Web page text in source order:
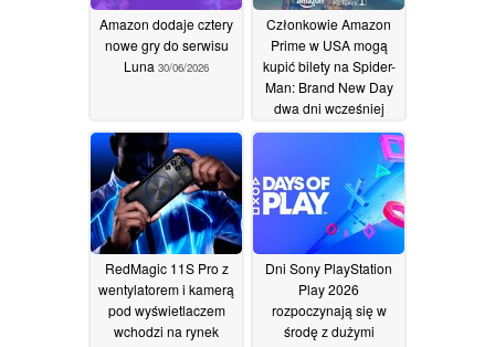
Amazon dodaje cztery
nowe gry do serwisu
Luna 30/06/2026
Członkowie Amazon
Prime w USA mogą
kupić bilety na Spider-
Man: Brand New Day
dwa dni wcześniej
02/06/2026
RedMagic 11S Pro z
wentylatorem i kamerą
pod wyświetlaczem
wchodzi na rynek
Dni Sony PlayStation
Play 2026
rozpoczynają się w
środę z dużymi